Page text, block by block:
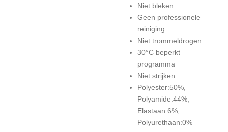
Niet bleken
Geen professionele
reiniging
Niet trommeldrogen
30°C beperkt
programma
Niet strijken
Polyester:50%,
Polyamide:44%,
Elastaan:6%,
Polyurethaan:0%